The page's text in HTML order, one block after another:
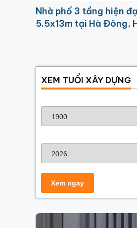
Nhà phố 3 tầng hiện
5.5x13m tại Hà Đông,
XEM TUỔI XÂY DỰNG